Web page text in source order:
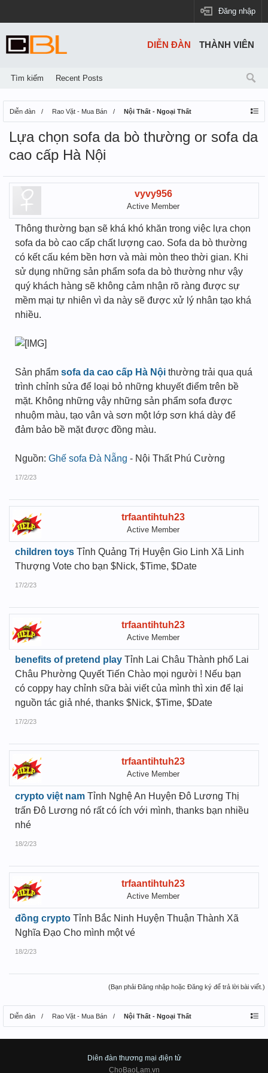
Đăng nhập
Diễn đàn Rao Vặt - Mua Bán Nội Thất - Ngoại Thất
Lựa chọn sofa da bò thường or sofa da
cao cấp Hà Nội
vyvy956
Active Member
Thông thường bạn sẽ khá khó khăn trong việc lựa chọn
sofa da bò cao cấp chất lượng cao. Sofa da bò thường
có kết cấu kém bền hơn và mài mòn theo thời gian. Khi
sử dụng những sản phẩm sofa da bò thường như vậy
quý khách hàng sẽ không cảm nhận rõ ràng được sự
mềm mại tự nhiên vì da này sẽ được xử lý nhân tạo khá
nhiều.
Sản phẩm sofa da cao cấp Hà Nội thường trải qua quá
trình chỉnh sửa để loại bỏ những khuyết điểm trên bề
mặt. Không những vậy những sản phẩm sofa được
nhuộm màu, tạo vân và sơn một lớp sơn khá dày để
đảm bảo bề mặt được đồng màu.
Nguồn: Ghế sofa Đà Nẵng - Nội Thất Phú Cường
17/2/23
trfaantihtuh23
Active Member
children toys Tỉnh Quảng Trị Huyện Gio Linh Xã Linh
Thượng Vote cho bạn $Nick, $Time, $Date
17/2/23
trfaantihtuh23
Active Member
benefits of pretend play Tỉnh Lai Châu Thành phố Lai
Châu Phường Quyết Tiến Chào mọi người ! Nếu bạn
có coppy hay chỉnh sữa bài viết của mình thì xin để lại
nguồn tác giả nhé, thanks $Nick, $Time, $Date
17/2/23
trfaantihtuh23
Active Member
crypto việt nam Tỉnh Nghệ An Huyện Đô Lương Thị
trấn Đô Lương nó rất có ích với mình, thanks bạn nhiều
nhé
18/2/23
trfaantihtuh23
Active Member
đồng crypto Tỉnh Bắc Ninh Huyện Thuận Thành Xã
Nghĩa Đạo Cho mình một vé
18/2/23
(Bạn phải Đăng nhập hoặc Đăng ký để trả lời bài viết.)
Diễn đàn Rao Vặt - Mua Bán Nội Thất - Ngoại Thất
DIỄN ĐÀN
Tìm kiếm Recent Posts
THÀNH VIÊN
Diên đàn thương mại điện tử
ChoBaoLam.vn